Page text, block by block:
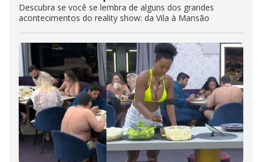
Descubra se você se lembra de alguns dos grandes
acontecimentos do reality show: da Vila à Mansão